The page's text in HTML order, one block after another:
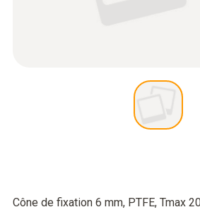
Cône de fixation 6 mm, PTFE, Tmax